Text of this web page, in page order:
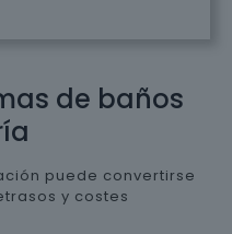
de baños
puede convertirse
y costes